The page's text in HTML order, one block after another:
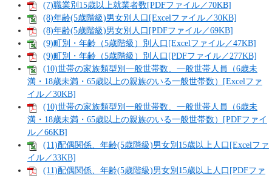
(7)職業別15歳以上就業者数[PDFファイル／70KB]
(8)年齢(5歳階級)男女別人口[Excelファイル／30KB]
(8)年齢(5歳階級)男女別人口[PDFファイル／69KB]
(9)町別・年齢（5歳階級）別人口[Excelファイル／47KB]
(9)町別・年齢（5歳階級）別人口[PDFファイル／277KB]
(10)世帯の家族類型別一般世帯数、一般世帯人員（6歳未
満・18歳未満・65歳以上の親族のいる一般世帯数）[Excelファ
イル／30KB]
(10)世帯の家族類型別一般世帯数、一般世帯人員（6歳未
満・18歳未満・65歳以上の親族のいる一般世帯数）[PDFファイ
ル／66KB]
(11)配偶関係、年齢(5歳階級)男女別15歳以上人口[Excelファ
イル／33KB]
(11)配偶関係、年齢(5歳階級)男女別15歳以上人口[PDFファ